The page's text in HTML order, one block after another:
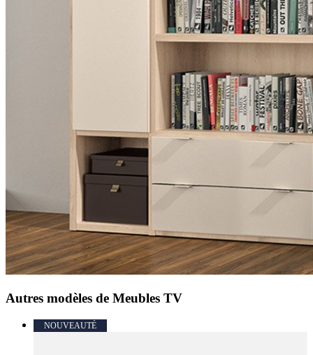
Autres modèles de Meubles TV
NOUVEAUTÉ